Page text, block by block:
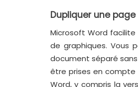
Dupliquer une
Microsoft Word
de graphiques. Vous
document séparé
être prises en compte
Word, y compris la